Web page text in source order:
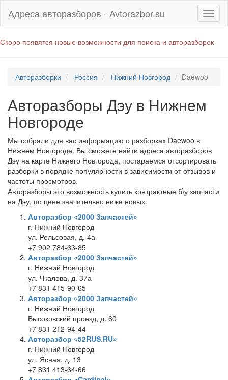
Адреса авторазборов - Avtorazbor.su
Скоро появятся новые возможности для поиска и авторазборок
Авторазборки Россия Нижний Новгород Daewoo
Авторазборы Дэу в Нижнем
Новгороде
Мы собрали для вас информацию о разборках Daewoo в
Нижнем Новгороде. Вы сможете найти адреса авторазборов
Дэу на карте Нижнего Новгорода, постараемся отсортировать
разборки в порядке популярности в зависимости от отзывов и
частоты просмотров.
Авторазборы это возможность купить контрактные б\у запчасти
на Дэу, по цене значительно ниже новых.
Авторазбор «2000 Запчастей»
г. Нижний Новгород
ул. Рельсовая, д. 4а
+7 902 784-63-85
Авторазбор «2000 Запчастей»
г. Нижний Новгород
ул. Чкалова, д. 37а
+7 831 415-90-65
Авторазбор «2000 Запчастей»
г. Нижний Новгород
Высоковский проезд, д. 60
+7 831 212-94-44
Авторазбор «52RUS.RU»
г. Нижний Новгород
ул. Ясная, д. 13
+7 831 413-64-66